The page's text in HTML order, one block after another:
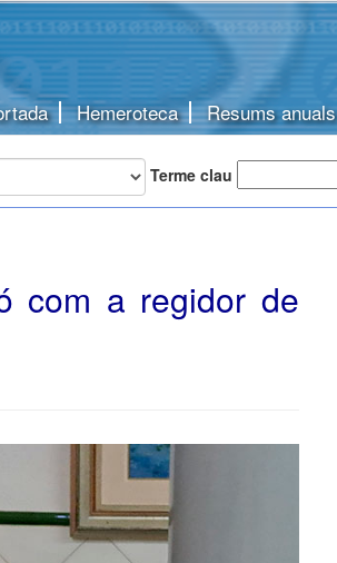
Hemeroteca Resums anuals
Terme clau
com a regidor de